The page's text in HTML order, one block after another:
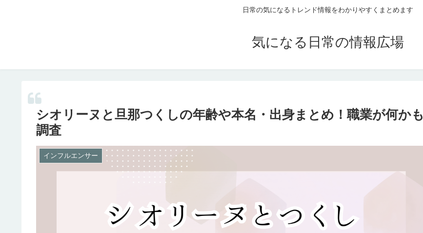
日常の気になるトレンド情報をわかりやすくまとめます
気になる日常の情報広場
シオリーヌと旦那つくしの年齢や本名・出身まとめ！職業が何かも
調査
インフルエンサー